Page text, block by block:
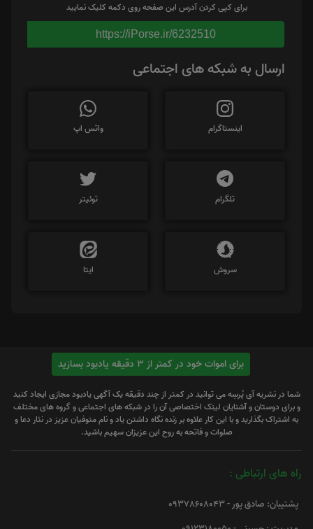
برای کپی کردن آدرس این صفحه روی دکمه کلیک نمایید
https://iPorse.ir/6232510
ارسال به شبکه های اجتماعی
اینستاگرام واتس اپ
تلگرام توئیتر
سروش ایتا
برای اموات خود در کمتر از 3 دقیقه یادبود بسازید
شما در نشریه آی پُرسِه می توانید در کمتر از چند دقیقه یک آگهی یادبود مجازی ایجاد کنید
و برای دوستان و آشنایان لینک اختصاصی آن را در شبکه های اجتماعی و گروه های مختلف
به اشتراک بگذارید و با این کار علاوه بر زنده نگاه داشتن یاد و نام متوفیان عزیز در نثار دعا و
صلوات و فاتحه به روح این عزیزان سهیم باشید.
راه های ارتباطی :
پشتیبان: صادق پور - 09378608043